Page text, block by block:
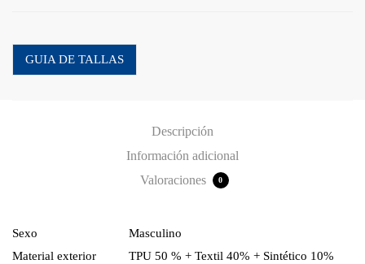
GUIA DE TALLAS
Descripción
Información adicional
Valoraciones
0
Sexo
Masculino
Material exterior
TPU 50 % + Textil 40% + Sintético 10%